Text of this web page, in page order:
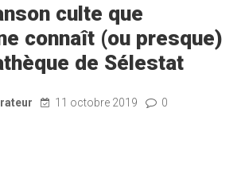
culte que
connaît (ou presque)
de Sélestat
11 octobre 2019 0